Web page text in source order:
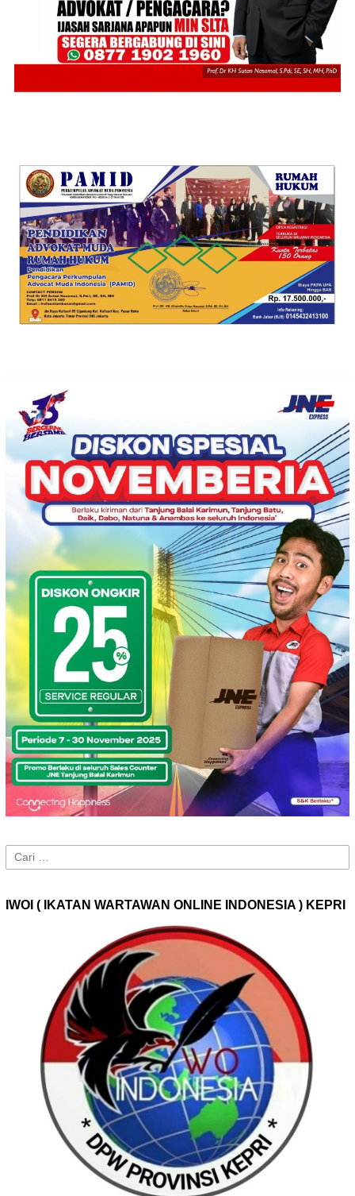
Cari
untuk:
IWOI ( IKATAN WARTAWAN ONLINE INDONESIA ) KEPRI